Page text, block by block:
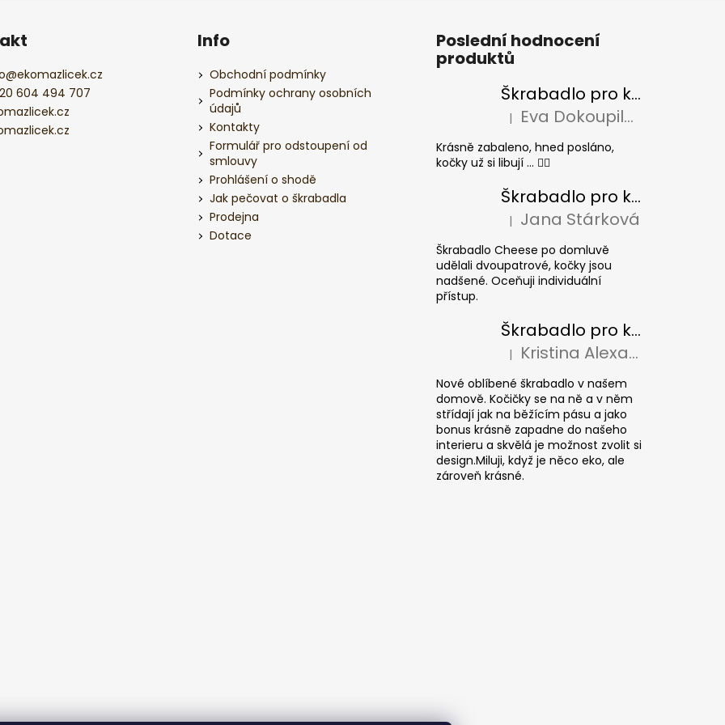
@ekomazlicek.cz
604 494 707
Info
Obchodní podmínky
Podmínky ochrany osobních
údajů
Kontakty
Formulář pro odstoupení od
smlouvy
Prohlášení o shodě
Jak pečovat o škrabadla
Prodejna
Dotace
Poslední hodnocení
produktů
Škrabadlo pro kočky BASIC Colour
Hodnocení produktu je 5 z 5 hvězdiček.
| Eva Dokoupilová
Krásně zabaleno, hned posláno,
kočky už si libují ... 👍🏻
Škrabadlo pro kočky CHEESE ELIPSE colour
Hodnocení produktu je 5 z 5 hvězdiček.
| Jana Stárková
Škrabadlo Cheese po domluvě
udělali dvoupatrové, kočky jsou
nadšené. Oceňuji individuální
přístup.
Škrabadlo pro kočky CUBE Colour
Hodnocení produktu je 5 z 5 hvězdiček.
| Kristina Alexandrová
Nové oblíbené škrabadlo v našem
domově. Kočičky se na ně a v něm
střídají jak na běžícím pásu a jako
bonus krásně zapadne do našeho
interieru a skvělá je možnost zvolit si
design.Miluji, když je něco eko, ale
zároveň krásné.